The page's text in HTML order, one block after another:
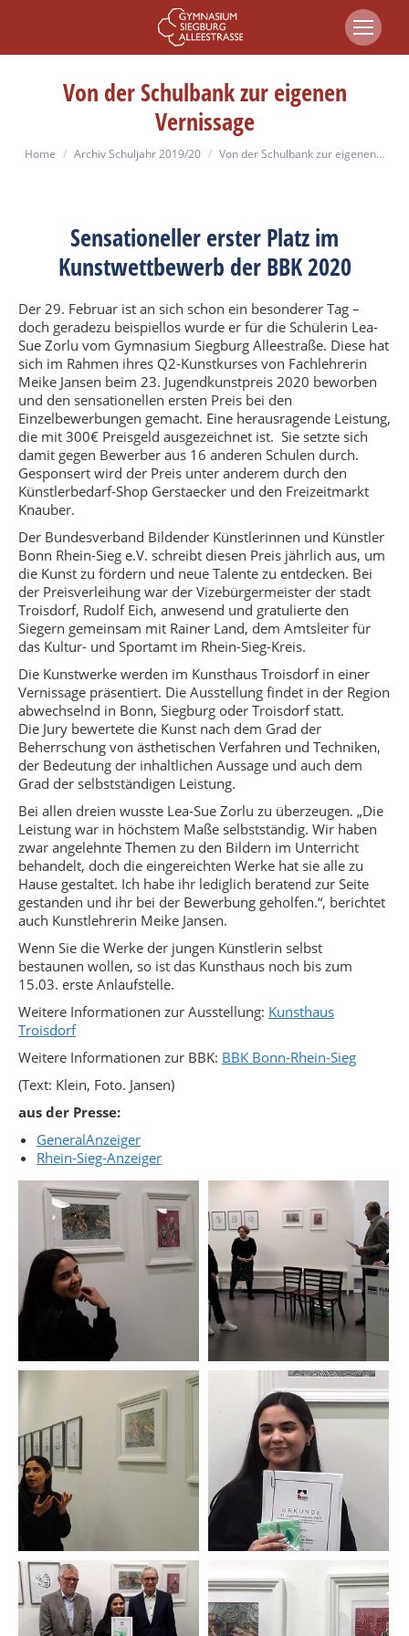
Von der Schulbank zur eigenen
Vernissage
You are here:
Home Archiv Schuljahr 2019/20 Von der Schulbank zur eigenen…
Sensationeller erster Platz im
Kunstwettbewerb der BBK 2020
Der 29. Februar ist an sich schon ein besonderer Tag –
doch geradezu beispiellos wurde er für die Schülerin Lea-
Sue Zorlu vom Gymnasium Siegburg Alleestraße. Diese hat
sich im Rahmen ihres Q2-Kunstkurses von Fachlehrerin
Meike Jansen beim 23. Jugendkunstpreis 2020 beworben
und den sensationellen ersten Preis bei den
Einzelbewerbungen gemacht. Eine herausragende Leistung,
die mit 300€ Preisgeld ausgezeichnet ist. Sie setzte sich
damit gegen Bewerber aus 16 anderen Schulen durch.
Gesponsert wird der Preis unter anderem durch den
Künstlerbedarf-Shop Gerstaecker und den Freizeitmarkt
Knauber.
Der Bundesverband Bildender Künstlerinnen und Künstler
Bonn Rhein-Sieg e.V. schreibt diesen Preis jährlich aus, um
die Kunst zu fördern und neue Talente zu entdecken. Bei
der Preisverleihung war der Vizebürgermeister der stadt
Troisdorf, Rudolf Eich, anwesend und gratulierte den
Siegern gemeinsam mit Rainer Land, dem Amtsleiter für
das Kultur- und Sportamt im Rhein-Sieg-Kreis.
Die Kunstwerke werden im Kunsthaus Troisdorf in einer
Vernissage präsentiert. Die Ausstellung findet in der Region
abwechselnd in Bonn, Siegburg oder Troisdorf statt.
Die Jury bewertete die Kunst nach dem Grad der
Beherrschung von ästhetischen Verfahren und Techniken,
der Bedeutung der inhaltlichen Aussage und auch dem
Grad der selbstständigen Leistung.
Bei allen dreien wusste Lea-Sue Zorlu zu überzeugen. „Die
Leistung war in höchstem Maße selbstständig. Wir haben
zwar angelehnte Themen zu den Bildern im Unterricht
behandelt, doch die eingereichten Werke hat sie alle zu
Hause gestaltet. Ich habe ihr lediglich beratend zur Seite
gestanden und ihr bei der Bewerbung geholfen.“, berichtet
auch Kunstlehrerin Meike Jansen.
Wenn Sie die Werke der jungen Künstlerin selbst
bestaunen wollen, so ist das Kunsthaus noch bis zum
15.03. erste Anlaufstelle.
Weitere Informationen zur Ausstellung: Kunsthaus
Troisdorf
Weitere Informationen zur BBK: BBK Bonn-Rhein-Sieg
(Text: Klein, Foto. Jansen)
aus der Presse:
GeneralAnzeiger
Rhein-Sieg-Anzeiger